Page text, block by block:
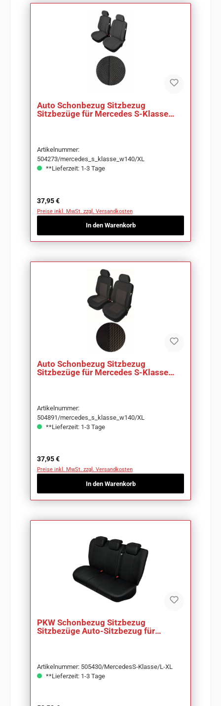
Auto Schonbezug Sitzbezug
Sitzbezüge für Mercedes S-Klasse
Artikelnummer:
504273/mercedes_s_klasse_w140/XL
**Lieferzeit: 1-3 Tage
Regulärer Preis:
37,95 €
Preise inkl. MwSt. zzgl. Versandkosten
In den Warenkorb
Auto Schonbezug Sitzbezug
Sitzbezüge für Mercedes S-Klasse
Artikelnummer:
504891/mercedes_s_klasse_w140/XL
**Lieferzeit: 1-3 Tage
Regulärer Preis:
37,95 €
Preise inkl. MwSt. zzgl. Versandkosten
In den Warenkorb
PKW Schonbezug Sitzbezug
Sitzbezüge Auto-Sitzbezug für
Artikelnummer: 505430/MercedesS-Klasse/L-XL
**Lieferzeit: 1-3 Tage